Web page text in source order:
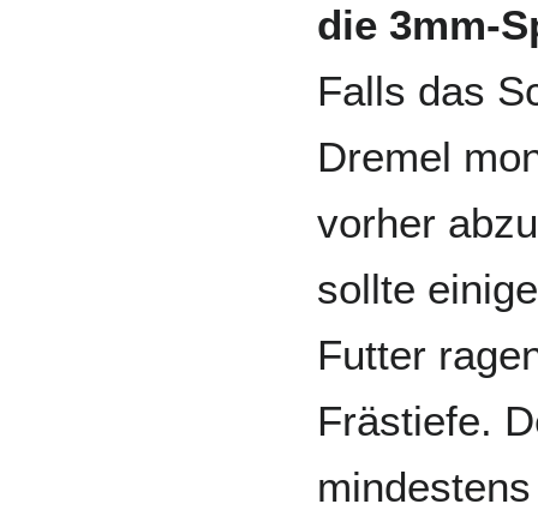
die 3mm-
Falls das
Dremel
vorher
sollte
Futter
Frästiefe.